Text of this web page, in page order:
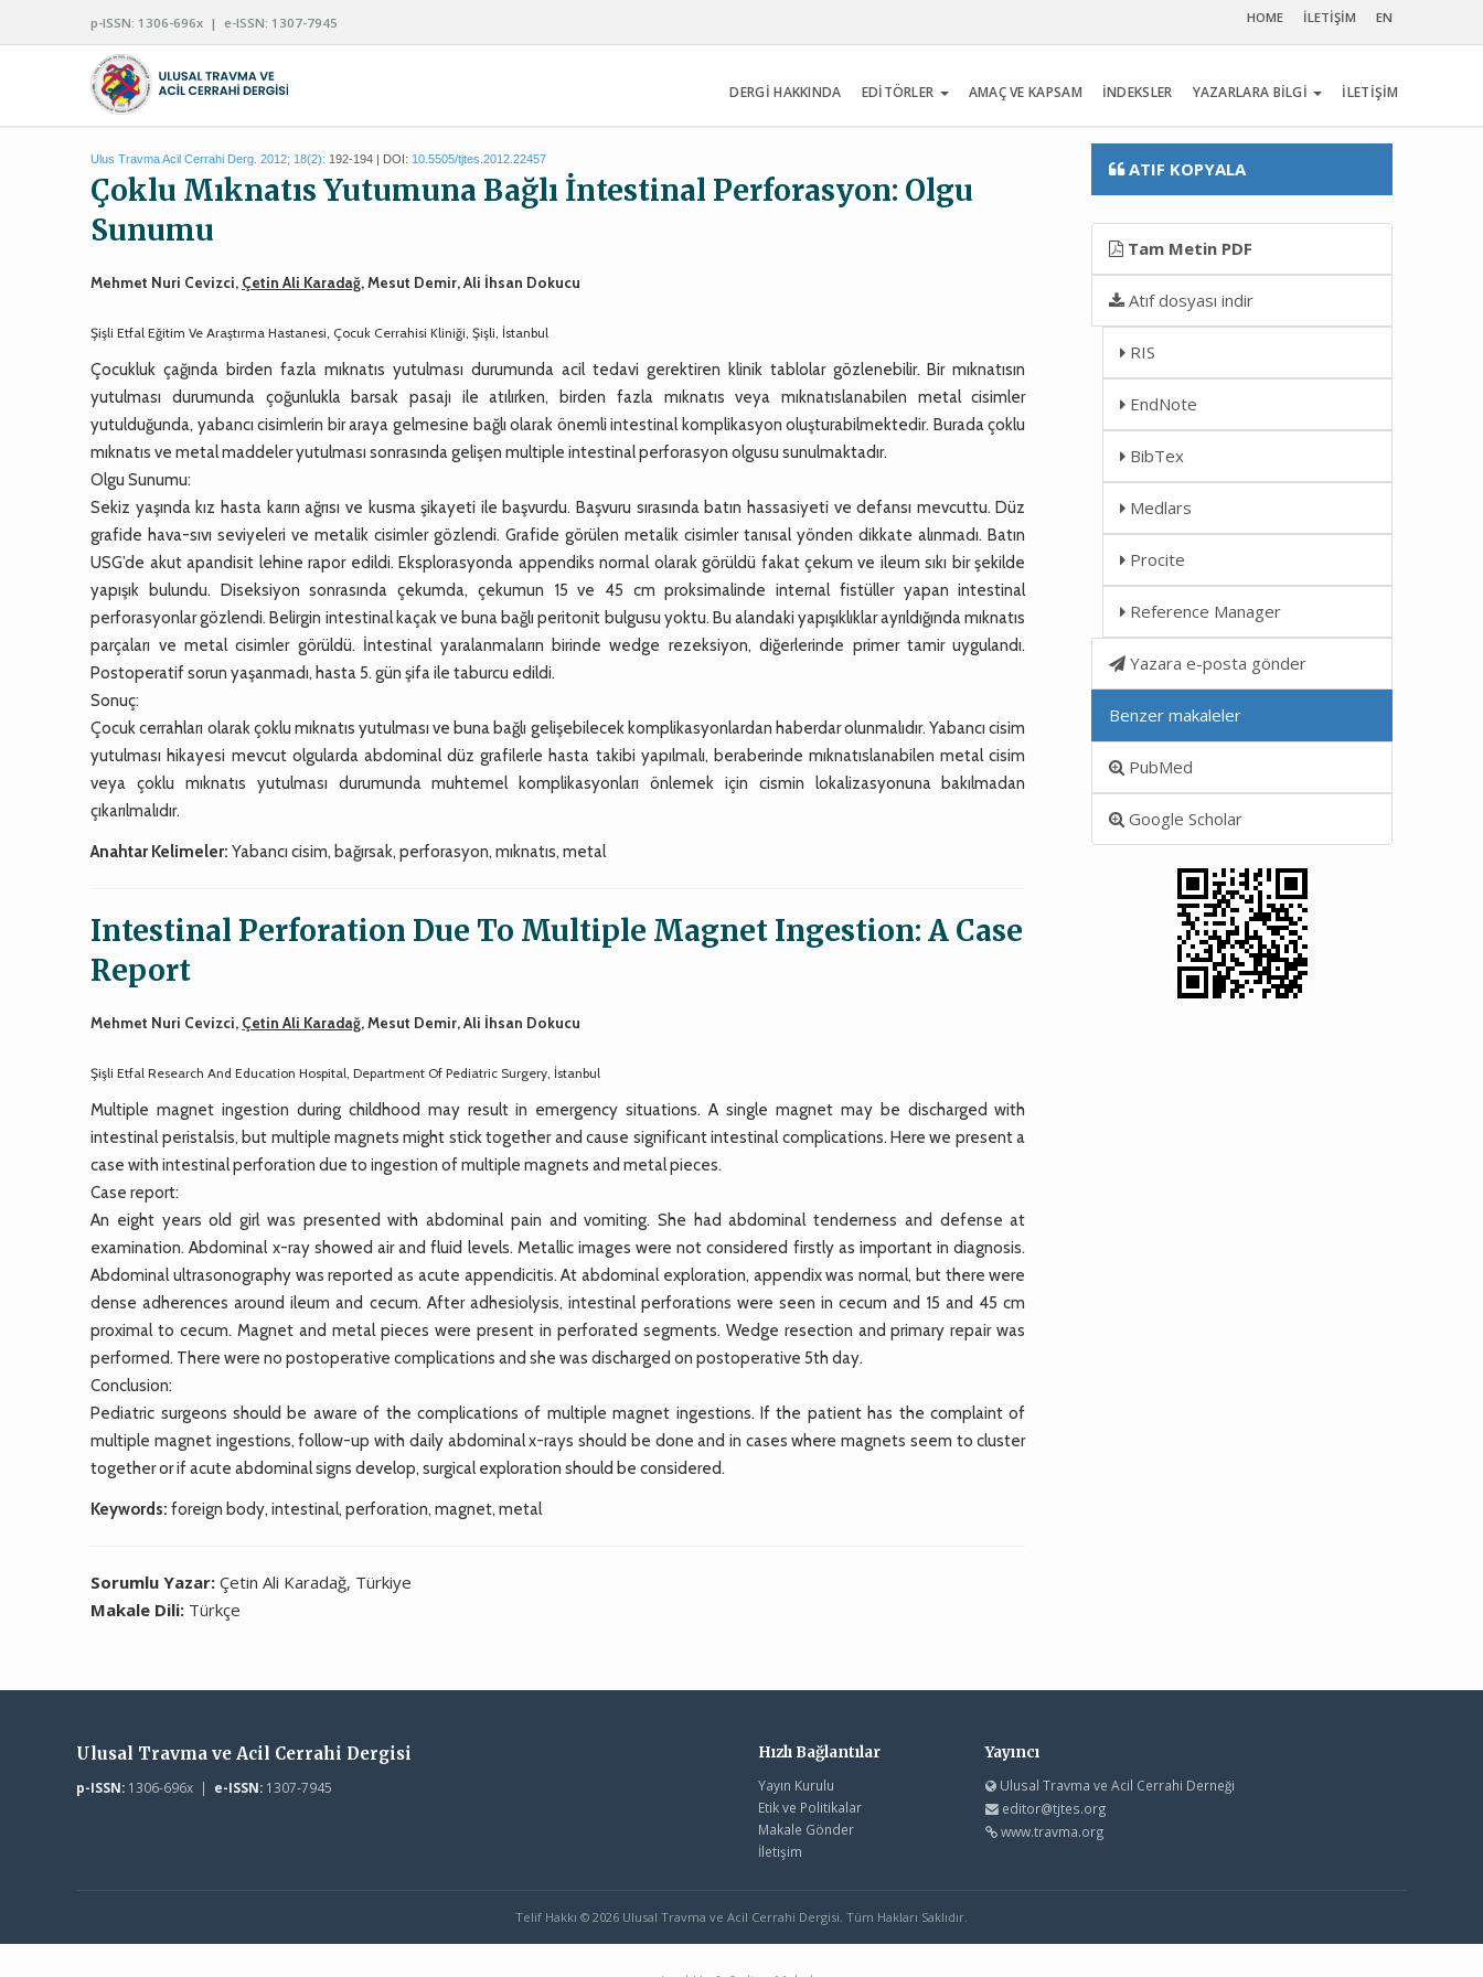
p-ISSN: 1306-696x | e-ISSN: 1307-7945 HOME İLETİŞİM EN
DERGİ HAKKINDA EDİTÖRLER AMAÇ VE KAPSAM İNDEKSLER YAZARLARA BİLGİ İLETİŞİM
Ulus Travma Acil Cerrahi Derg. 2012; 18(2): 192-194 | DOI: 10.5505/tjtes.2012.22457
Çoklu Mıknatıs Yutumuna Bağlı İntestinal Perforasyon: Olgu
Sunumu
Mehmet Nuri Cevizci, Çetin Ali Karadağ, Mesut Demir, Ali İhsan Dokucu
Şişli Etfal Eğitim Ve Araştırma Hastanesi, Çocuk Cerrahisi Kliniği, Şişli, İstanbul
Çocukluk çağında birden fazla mıknatıs yutulması durumunda acil tedavi gerektiren klinik tablolar gözlenebilir. Bir mıknatısın
yutulması durumunda çoğunlukla barsak pasajı ile atılırken, birden fazla mıknatıs veya mıknatıslanabilen metal cisimler
yutulduğunda, yabancı cisimlerin bir araya gelmesine bağlı olarak önemli intestinal komplikasyon oluşturabilmektedir. Burada çoklu
mıknatıs ve metal maddeler yutulması sonrasında gelişen multiple intestinal perforasyon olgusu sunulmaktadır.
Olgu Sunumu:
Sekiz yaşında kız hasta karın ağrısı ve kusma şikayeti ile başvurdu. Başvuru sırasında batın hassasiyeti ve defansı mevcuttu. Düz
grafide hava-sıvı seviyeleri ve metalik cisimler gözlendi. Grafide görülen metalik cisimler tanısal yönden dikkate alınmadı. Batın
USG’de akut apandisit lehine rapor edildi. Eksplorasyonda appendiks normal olarak görüldü fakat çekum ve ileum sıkı bir şekilde
yapışık bulundu. Diseksiyon sonrasında çekumda, çekumun 15 ve 45 cm proksimalinde internal fistüller yapan intestinal
perforasyonlar gözlendi. Belirgin intestinal kaçak ve buna bağlı peritonit bulgusu yoktu. Bu alandaki yapışıklıklar ayrıldığında mıknatıs
parçaları ve metal cisimler görüldü. İntestinal yaralanmaların birinde wedge rezeksiyon, diğerlerinde primer tamir uygulandı.
Postoperatif sorun yaşanmadı, hasta 5. gün şifa ile taburcu edildi.
Sonuç:
Çocuk cerrahları olarak çoklu mıknatıs yutulması ve buna bağlı gelişebilecek komplikasyonlardan haberdar olunmalıdır. Yabancı cisim
yutulması hikayesi mevcut olgularda abdominal düz grafilerle hasta takibi yapılmalı, beraberinde mıknatıslanabilen metal cisim
veya çoklu mıknatıs yutulması durumunda muhtemel komplikasyonları önlemek için cismin lokalizasyonuna bakılmadan
çıkarılmalıdır.
Anahtar Kelimeler: Yabancı cisim, bağırsak, perforasyon, mıknatıs, metal
Intestinal Perforation Due To Multiple Magnet Ingestion: A Case
Report
Mehmet Nuri Cevizci, Çetin Ali Karadağ, Mesut Demir, Ali İhsan Dokucu
Şişli Etfal Research And Education Hospital, Department Of Pediatric Surgery, İstanbul
Multiple magnet ingestion during childhood may result in emergency situations. A single magnet may be discharged with
intestinal peristalsis, but multiple magnets might stick together and cause significant intestinal complications. Here we present a
case with intestinal perforation due to ingestion of multiple magnets and metal pieces.
Case report:
An eight years old girl was presented with abdominal pain and vomiting. She had abdominal tenderness and defense at
examination. Abdominal x-ray showed air and fluid levels. Metallic images were not considered firstly as important in diagnosis.
Abdominal ultrasonography was reported as acute appendicitis. At abdominal exploration, appendix was normal, but there were
dense adherences around ileum and cecum. After adhesiolysis, intestinal perforations were seen in cecum and 15 and 45 cm
proximal to cecum. Magnet and metal pieces were present in perforated segments. Wedge resection and primary repair was
performed. There were no postoperative complications and she was discharged on postoperative 5th day.
Conclusion:
Pediatric surgeons should be aware of the complications of multiple magnet ingestions. If the patient has the complaint of
multiple magnet ingestions, follow-up with daily abdominal x-rays should be done and in cases where magnets seem to cluster
together or if acute abdominal signs develop, surgical exploration should be considered.
Keywords: foreign body, intestinal, perforation, magnet, metal
Sorumlu Yazar:Çetin Ali Karadağ, Türkiye
Makale Dili: Türkçe
ATIF KOPYALA
Tam Metin PDF
Atıf dosyası indir
RIS
EndNote
BibTex
Medlars
Procite
Reference Manager
Yazara e-posta gönder
Benzer makaleler
PubMed
Google Scholar
Ulusal Travma ve Acil Cerrahi Dergisi
p-ISSN:1306-696x | e-ISSN:1307-7945
Hızlı Bağlantılar
Yayın Kurulu
Etik ve Politikalar
Makale Gönder
İletişim
Yayıncı
Ulusal Travma ve Acil Cerrahi Derneği
editor@tjtes.org
www.travma.org
Telif Hakkı © 2026 Ulusal Travma ve Acil Cerrahi Dergisi. Tüm Hakları Saklıdır.